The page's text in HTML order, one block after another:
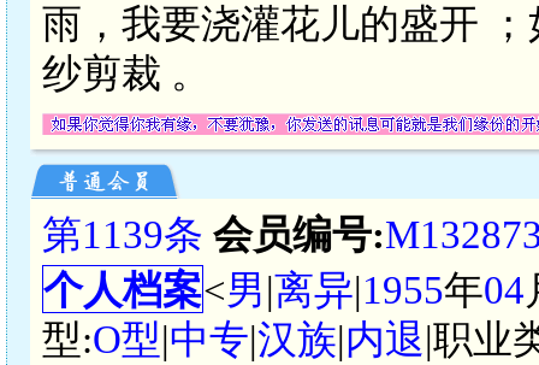
雨，我要浇灌花儿的盛开
纱剪裁 。
第1139条 会员编号:
个人档案<男|离异|1955年04
型:O型|中专|汉族|内退|职业